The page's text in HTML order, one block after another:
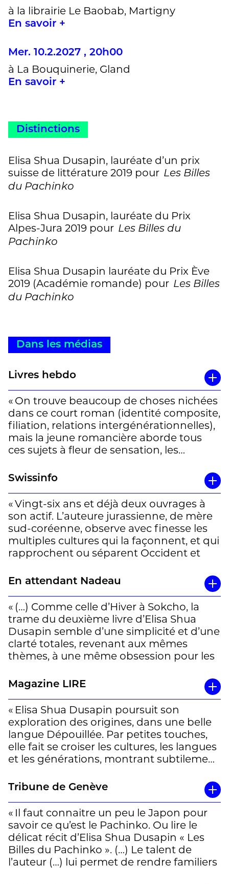
à la librairie Le Baobab, Martigny
En savoir +
Mer. 10.2.2027 , 20h00
à La Bouquinerie, Gland
En savoir +
Distinctions
Elisa Shua Dusapin, lauréate d’un prix
suisse de littérature 2019 pour Les Billes
du Pachinko
Elisa Shua Dusapin, lauréate du Prix
Alpes-Jura 2019 pour Les Billes du
Pachinko
Elisa Shua Dusapin lauréate du Prix Ève
2019 (Académie romande) pour Les Billes
du Pachinko
Dans les médias
Livres hebdo
« On trouve beaucoup de choses nichées
dans ce court roman (identité composite,
filiation, relations intergénérationnelles),
mais la jeune romancière aborde tous
ces sujets à fleur de sensation, les
sobre et sensible langue de l’intériorité. »
Swissinfo
« Vingt-six ans et déjà deux ouvrages à
son actif. L’auteure jurassienne, de mère
sud-coréenne, observe avec finesse les
multiples cultures qui la façonnent, et qui
rapprochent ou séparent Occident et
Un portrait d’Elisa Shua Dusapin par
Ghania Adamo à découvrir ici
En attendant Nadeau
« (…) Comme celle d’Hiver à Sokcho, la
trame du deuxième livre d’Elisa Shua
Dusapin semble d’une simplicité et d’une
clarté totales, revenant aux mêmes
thèmes, à une même obsession pour les
l’incongruité des rapports affectifs. Et
pourtant, Les billes du Pachinko relève au
contraire plus encore d’une opacité
extrême, élevée au rang de principe
esthétique. Comme si le monde, sa
réalité, les plus petits détails du
quotidien, les contacts humains, les
relations familiales, ne gagnaient la
densité du réel qu’en s’obscurcissant.
Tout le récit ne prend ainsi corps que
dans la façon très subtile dont les
manifestations du monde se déforment,
se décalent, se modifient, pour devenir
étrangères. (…)
Dusapin est une vraie styliste, qui conçoit
Magazine LIRE
« Elisa Shua Dusapin poursuit son
exploration des origines, dans une belle
langue Dépouillée. Par petites touches,
elle fait se croiser les cultures, les langues
et les générations, montrant subtilement
Tribune de Genève
« Il faut connaitre un peu le Japon pour
savoir ce qu’est le Pachinko. Ou lire le
délicat récit d’Elisa Shua Dusapin « Les
Billes du Pachinko ». (…) Le talent de
l’auteur (…) lui permet de rendre familiers